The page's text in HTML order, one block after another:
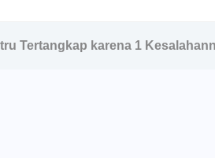
Tertangkap karena 1